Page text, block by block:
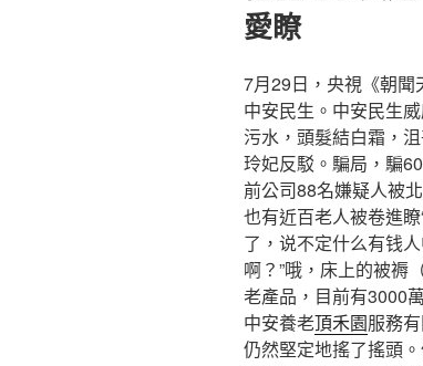
愛瞭
7月29日，央視《朝聞
中安民生。中安民生
污水，頭髮結白霜，
玲妃反駁。騙局，騙
前公司88名嫌疑人被
也有近百老人被卷進
了，说不定什么有钱
啊？”哦，床上的被褥
老產品，目前有3000
中安養老頂禾園服務
仍然堅定地搖了搖頭